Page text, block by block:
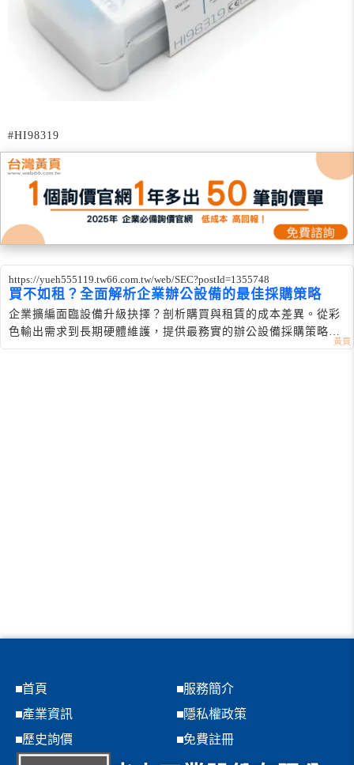
#HI98319
https://yueh555119.tw66.com.tw/web/SEC?postId=1355748
買不如租？全面解析企業辦公設備的最佳採購策略
企業擴編面臨設備升級抉擇？剖析購買與租賃的成本差異。從彩
色輸出需求到長期硬體維護，提供最務實的辦公設備採購策略與
區域服務解析。
首頁
服務簡介
產業資訊
隱私權政策
歷史詢價
免費註冊